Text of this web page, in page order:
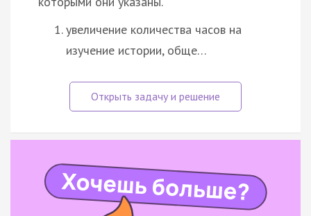
увеличение количества часов на
изучение истории, обще…